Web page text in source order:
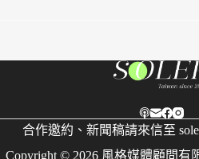
合作邀約、新聞稿請來信至
Copyright © 2026 風格媒體顧問有